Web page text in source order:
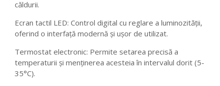
căldurii.
Ecran tactil LED: Control digital cu reglare a luminozității,
oferind o interfață modernă și ușor de utilizat.
Termostat electronic: Permite setarea precisă a
temperaturii și menținerea acesteia în intervalul dorit (5-
35°C).